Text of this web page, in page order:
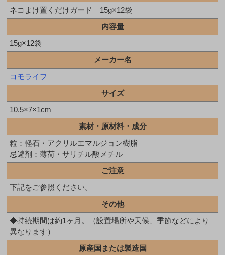
ネコよけ置くだけガード 15g×12袋
内容量
15g×12袋
メーカー名
コモライフ
サイズ
10.5×7×1cm
素材・原材料・成分
粒：軽石・アクリルエマルジョン樹脂
忌避剤：薄荷・サリチル酸メチル
ご注意
下記をご参照ください。
その他
◆持続期間は約1ヶ月。（設置場所や天候、季節などにより
異なります）
原産国または製造国